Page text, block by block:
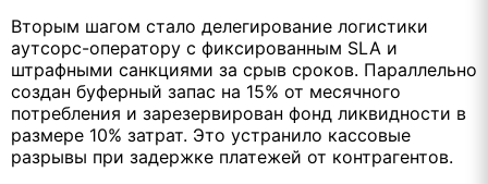
Вторым шагом стало делегирование логистики
аутсорс-оператору с фиксированным SLA и
штрафными санкциями за срыв сроков. Параллельно
создан буферный запас на 15% от месячного
потребления и зарезервирован фонд ликвидности в
размере 10% затрат. Это устранило кассовые
разрывы при задержке платежей от контрагентов.